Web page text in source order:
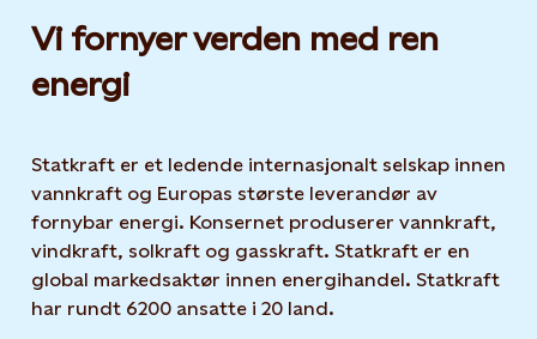
Vi fornyer verden med ren
energi
Statkraft er et ledende internasjonalt selskap innen
vannkraft og Europas største leverandør av
fornybar energi. Konsernet produserer vannkraft,
vindkraft, solkraft og gasskraft. Statkraft er en
global markedsaktør innen energihandel. Statkraft
har rundt 6200 ansatte i 20 land.